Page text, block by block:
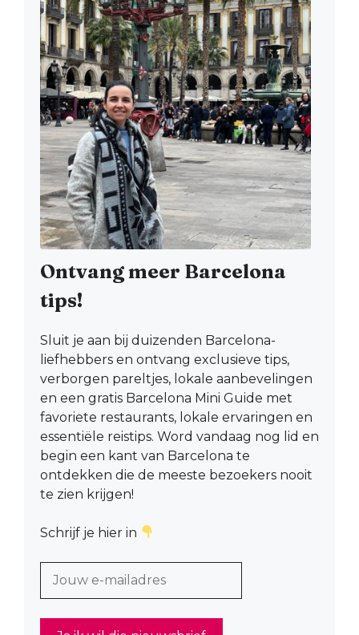
Ontvang meer Barcelona
tips!
Sluit je aan bij duizenden Barcelona-
liefhebbers en ontvang exclusieve tips,
verborgen pareltjes, lokale aanbevelingen
en een gratis Barcelona Mini Guide met
favoriete restaurants, lokale ervaringen en
essentiële reistips. Word vandaag nog lid en
begin een kant van Barcelona te
ontdekken die de meeste bezoekers nooit
te zien krijgen!
Schrijf je hier in